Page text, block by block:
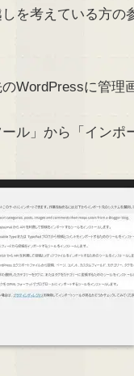
を考えている方の
WordPressに管理
ル」から「インポ